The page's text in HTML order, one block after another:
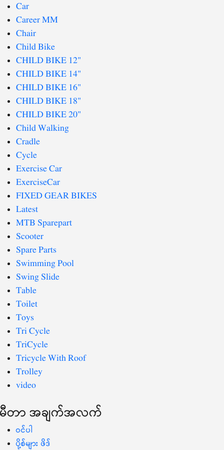
Car
Career MM
Chair
Child Bike
CHILD BIKE 12"
CHILD BIKE 14"
CHILD BIKE 16"
CHILD BIKE 18"
CHILD BIKE 20"
Child Walking
Cradle
Cycle
Exercise Car
ExerciseCar
FIXED GEAR BIKES
Latest
MTB Sparepart
Scooter
Spare Parts
Swimming Pool
Swing Slide
Table
Toilet
Toys
Tri Cycle
TriCycle
Tricycle With Roof
Trolley
video
မီတာ အချက်အလက်
ဝင်ပါ
ပို့စ်များ ဖိဒ်